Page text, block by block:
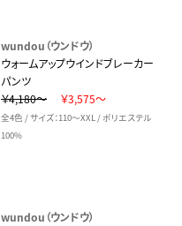
wundou（ウンドウ）
ウォームアップウインドブレーカー
パンツ
￥4,180～
￥3,575～
全4色 / サイズ：110～XXL / ポリエステル
100%
wundou（ウンドウ）